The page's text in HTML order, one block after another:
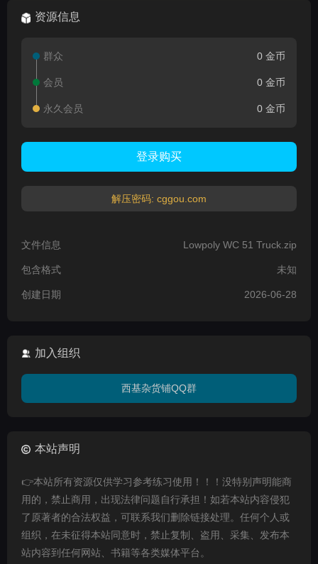
资源信息
群众 0 金币
会员 0 金币
永久会员 0 金币
登录购买
解压密码: cggou.com
文件信息 Lowpoly WC 51 Truck.zip
包含格式 未知
创建日期 2026-06-28
加入组织
西基杂货铺QQ群
本站声明
👉本站所有资源仅供学习参考练习使用！！！没特别声明能商
用的，禁止商用，出现法律问题自行承担！如若本站内容侵犯
了原著者的合法权益，可联系我们删除链接处理。任何个人或
组织，在未征得本站同意时，禁止复制、盗用、采集、发布本
站内容到任何网站、书籍等各类媒体平台。